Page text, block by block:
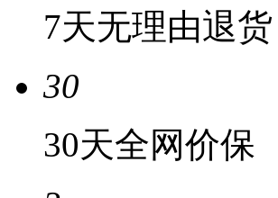
7天无理由退货
30
30天全网价保